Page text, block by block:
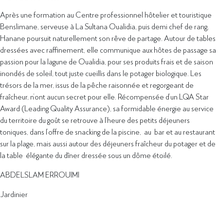
Après une formation au Centre professionnel hôtelier et touristique
Benslimane, serveuse à La Sultana Oualidia, puis demi chef de rang,
Hanane poursuit naturellement son rêve de partage. Autour de tables
dressées avec raffinement, elle communique aux hôtes de passage sa
passion pour la lagune de Oualidia, pour ses produits frais et de saison
inondés de soleil, tout juste cueillis dans le potager biologique. Les
trésors de la mer, issus de la pêche raisonnée et regorgeant de
fraîcheur, n’ont aucun secret pour elle. Récompensée d’un LQA Star
Award (Leading Quality Assurance), sa formidable énergie au service
du territoire du goût se retrouve à l’heure des petits déjeuners
toniques, dans l’offre de snacking de la piscine, au bar et au restaurant
sur la plage, mais aussi autour des déjeuners fraîcheur du potager et de
la table élégante du dîner dressée sous un dôme étoilé.
ABDELSLAM ERROUIMI
Jardinier